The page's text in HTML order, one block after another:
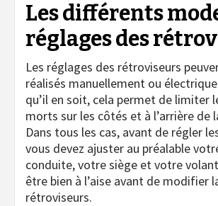
Les différents
réglages des
Les réglages des rétroviseurs
réalisés manuellement ou
qu’il en soit, cela permet de limiter
morts sur les côtés et à l’arrière de
Dans tous les cas, avant de régler
vous devez ajuster au préalable
conduite, votre siège et votre
être bien à l’aise avant de modifier
rétroviseurs.